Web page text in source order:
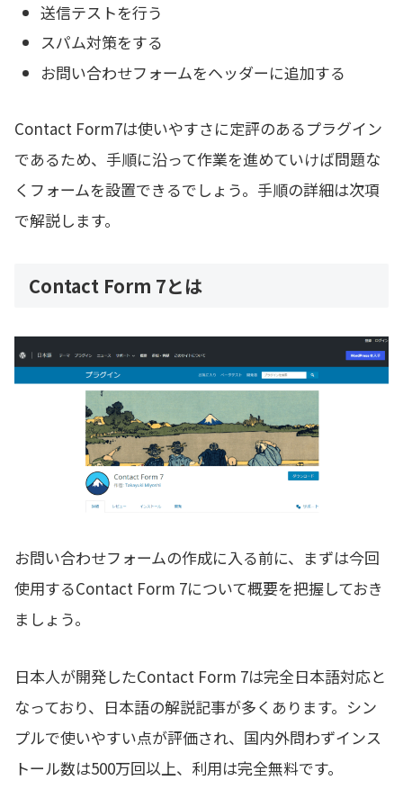
送信テストを行う
スパム対策をする
お問い合わせフォームをヘッダーに追加する
Contact Form7は使いやすさに定評のあるプラグイン
であるため、手順に沿って作業を進めていけば問題な
くフォームを設置できるでしょう。手順の詳細は次項
で解説します。
Contact Form 7とは
お問い合わせフォームの作成に入る前に、まずは今回
使用するContact Form 7について概要を把握しておき
ましょう。
日本人が開発したContact Form 7は完全日本語対応と
なっており、日本語の解説記事が多くあります。シン
プルで使いやすい点が評価され、国内外問わずインス
トール数は500万回以上、利用は完全無料です。